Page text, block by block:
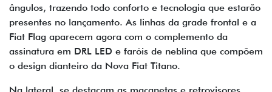
ângulos, trazendo todo conforto e tecnologia que estarão
presentes no lançamento. As linhas da grade frontal e a
Fiat Flag aparecem agora com o complemento da
assinatura em DRL LED e faróis de neblina que compõem
o design dianteiro da Nova Fiat Titano.